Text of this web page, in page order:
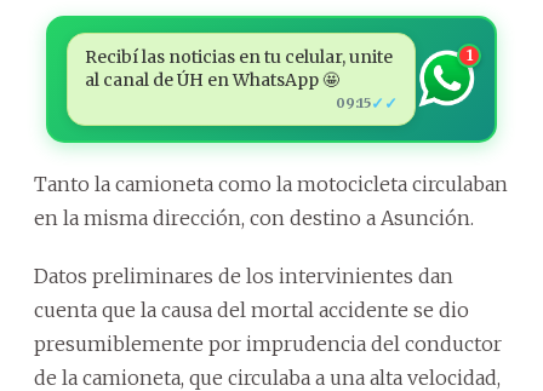
Recibí las noticias en tu celular, unite
al canal de ÚH en WhatsApp 🤩
09:15✓✓
1
Tanto la camioneta como la motocicleta circulaban
en la misma dirección, con destino a Asunción.
Datos preliminares de los intervinientes dan
cuenta que la causa del mortal accidente se dio
presumiblemente por imprudencia del conductor
de la camioneta, que circulaba a una alta velocidad,